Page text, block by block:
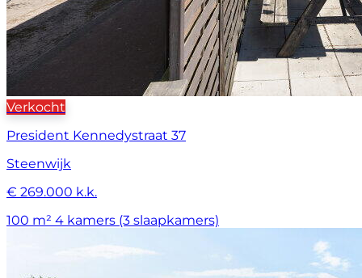
Verkocht
President Kennedystraat 37
Steenwijk
€ 269.000 k.k.
100 m² 4 kamers (3 slaapkamers)